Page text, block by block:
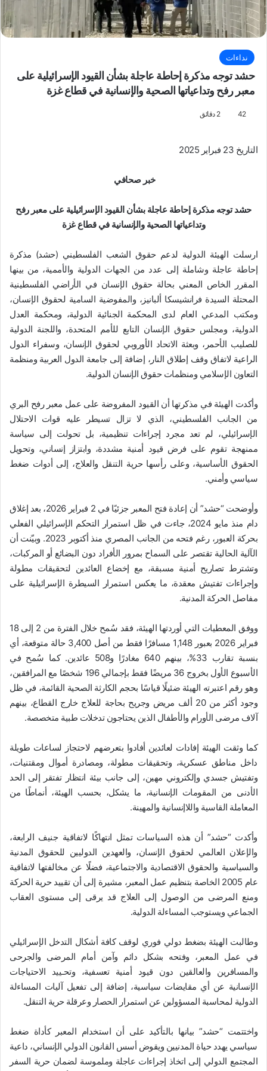
نداءات
حشد توجه مذكرة إحاطة عاجلة بشأن القيود الإسرائيلية على
معبر رفح وتداعياتها الصحية والإنسانية في قطاع غزة
42 2 دقائق
التاريخ 23 فبراير 2025
خبر صحافي
حشد توجه مذكرة إحاطة عاجلة بشأن القيود الإسرائيلية على معبر رفح
وتداعياتها الصحية والإنسانية في قطاع غزة
ارسلت الهيئة الدولية لدعم حقوق الشعب الفلسطيني (حشد) مذكرة
إحاطة عاجلة وشاملة إلى عدد من الجهات الدولية والأممية، من بينها
المقرر الخاص المعني بحالة حقوق الإنسان في الأراضي الفلسطينية
المحتلة السيدة فرانشيسكا ألبانيز ، والمفوضية السامية لحقوق الإنسان،
ومكتب المدعي العام لدى المحكمة الجنائية الدولية، ومحكمة العدل
الدولية، ومجلس حقوق الإنسان التابع للأمم المتحدة، واللجنة الدولية
للصليب الأحمر ، وبعثة الاتحاد الأوروبي لحقوق الإنسان، وسفراء الدول
الراعية لاتفاق وقف إطلاق النار، إضافة إلى جامعة الدول العربية ومنظمة
التعاون الإسلامي ومنظمات حقوق الإنسان الدولية.
وأكدت الهيئة في مذكرتها أن القيود المفروضة على عمل معبر رفح البري
من الجانب الفلسطيني، الذي لا تزال تسيطر عليه قوات الاحتلال
الإسرائيلي، لم تعد مجرد إجراءات تنظيمية، بل تحولت إلى سياسة
ممنهجة تقوم على فرض قيود أمنية مشددة، وابتزاز إنساني، وتحويل
الحقوق الأساسية، وعلى رأسها حرية التنقل والعلاج، إلى أدوات ضغط
سياسي وأمني.
وأوضحت “حشد” أن إعادة فتح المعبر جزئيًا في 2 فبراير 2026، بعد إغلاق
دام منذ مايو 2024، جاءت في ظل استمرار التحكم الإسرائيلي الفعلي
بحركة العبور، رغم فتحه من الجانب المصري منذ أكتوبر 2023. وبيّنت أن
الآلية الحالية تقتصر على السماح بمرور الأفراد دون البضائع أو المركبات،
وتشترط تصاريح أمنية مسبقة، مع إخضاع العائدين لتحقيقات مطولة
وإجراءات تفتيش معقدة، ما يعكس استمرار السيطرة الإسرائيلية على
مفاصل الحركة المدنية.
ووفق المعطيات التي أوردتها الهيئة، فقد سُمح خلال الفترة من 2 إلى 18
فبراير 2026 بعبور 1,148 مسافرًا فقط من أصل 3,400 حالة متوقعة، أي
بنسبة تقارب 33%، بينهم 640 مغادرًا و508 عائدين. كما سُمح في
الأسبوع الأول بخروج 36 مريضًا فقط بإجمالي 196 شخصًا مع المرافقين،
وهو رقم اعتبرته الهيئة ضئيلًا قياسًا بحجم الكارثة الصحية القائمة، في ظل
وجود أكثر من 20 ألف مريض وجريح بحاجة للعلاج خارج القطاع، بينهم
آلاف مرضى الأورام والأطفال الذين يحتاجون تدخلات طبية متخصصة.
كما وثقت الهيئة إفادات لعائدين أفادوا بتعرضهم لاحتجاز لساعات طويلة
داخل مناطق عسكرية، وتحقيقات مطولة، ومصادرة أموال ومقتنيات،
وتفتيش جسدي وإلكتروني مهين، إلى جانب بيئة انتظار تفتقر إلى الحد
الأدنى من المقومات الإنسانية، ما يشكل، بحسب الهيئة، أنماطًا من
المعاملة القاسية واللاإنسانية والمهينة.
وأكدت “حشد” أن هذه السياسات تمثل انتهاكًا لاتفاقية جنيف الرابعة،
والإعلان العالمي لحقوق الإنسان، والعهدين الدوليين للحقوق المدنية
والسياسية والحقوق الاقتصادية والاجتماعية، فضلًا عن مخالفتها لاتفاقية
عام 2005 الخاصة بتنظيم عمل المعبر، مشيرة إلى أن تقييد حرية الحركة
ومنع المرضى من الوصول إلى العلاج قد يرقى إلى مستوى العقاب
الجماعي ويستوجب المساءلة الدولية.
وطالبت الهيئة بضغط دولي فوري لوقف كافة أشكال التدخل الإسرائيلي
في عمل المعبر، وفتحه بشكل دائم وآمن أمام المرضى والجرحى
والمسافرين والعالقين دون قيود أمنية تعسفية، وتحـييد الاحتياجات
الإنسانية عن أي مقايضات سياسية، إضافة إلى تفعيل آليات المساءلة
الدولية لمحاسبة المسؤولين عن استمرار الحصار وعرقلة حرية التنقل.
واختتمت “حشد” بيانها بالتأكيد على أن استخدام المعبر كأداة ضغط
سياسي يهدد حياة المدنيين ويقوض أسس القانون الدولي الإنساني، داعية
المجتمع الدولي إلى اتخاذ إجراءات عاجلة وملموسة لضمان حرية السفر